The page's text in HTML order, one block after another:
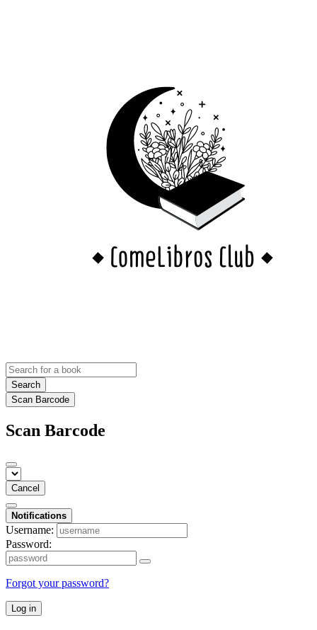
Search
Scan Barcode
Scan Barcode
Cancel
Notifications
Username:
Password:
Forgot your password?
Log in